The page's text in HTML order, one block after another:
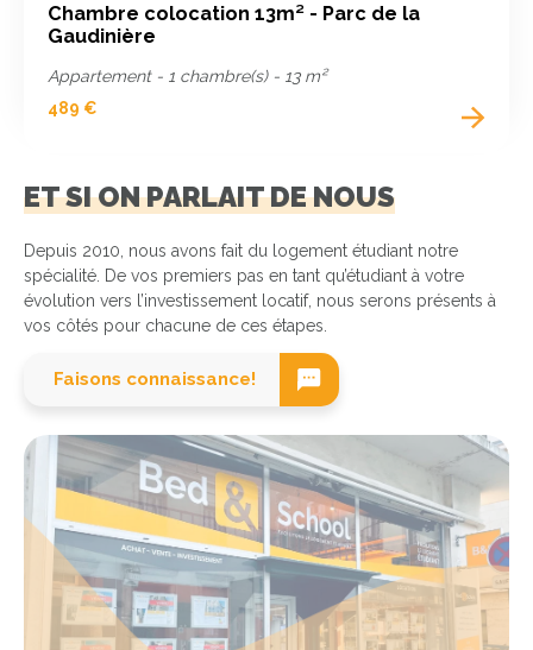
Chambre colocation 13m² - Parc de la
Gaudinière
Appartement - 1 chambre(s) - 13 m²
489 €
ET SI ON PARLAIT DE NOUS
Depuis 2010, nous avons fait du logement étudiant notre
spécialité. De vos premiers pas en tant qu’étudiant à votre
évolution vers l’investissement locatif, nous serons présents à
vos côtés pour chacune de ces étapes.
Faisons connaissance!